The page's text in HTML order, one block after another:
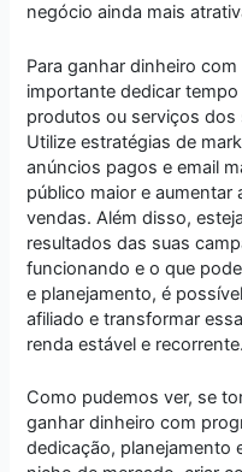
negócio ainda mais
Para ganhar dinheiro
importante dedicar
produtos ou serviços dos
Utilize estratégias de
anúncios pagos e email
público maior e aumentar
vendas. Além disso,
resultados das suas
funcionando e o que
e planejamento, é
afiliado e transformar
renda estável e recorrente.
Como pudemos ver, se
ganhar dinheiro com
dedicação, planejamento